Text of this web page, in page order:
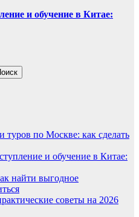
и обучение в Китае:
туров по Москве: как сделать
и обучение в Китае:
найти выгодное
советы на 2026